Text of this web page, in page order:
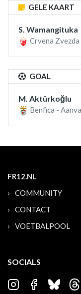
GELE KAART
S. Wamangituka
Crvena
GOAL
M. Aktürkoğlu
Benfica -
FR12.NL
COMMUNITY
CONTACT
VOETBALPOOL
SOCIALS